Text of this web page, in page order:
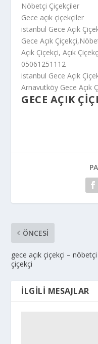
Nöbetçi Çiçekçiler
Gece açık çiçekçiler
istanbul Gece Açık
Gece Açık
Açık Çiçekçi, Açık
05061251112
istanbul Gece Açık
Arnavutköy Gece Açık
GECE AÇIK
ÖNCESI
gece açık çiçekçi – nöbetçi
çiçekçi
İLGILI MESAJLAR